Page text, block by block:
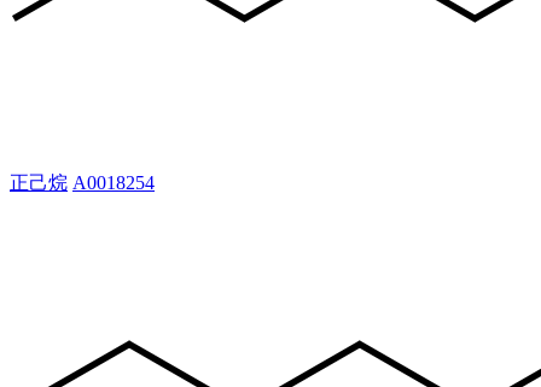
正己烷 A0018254